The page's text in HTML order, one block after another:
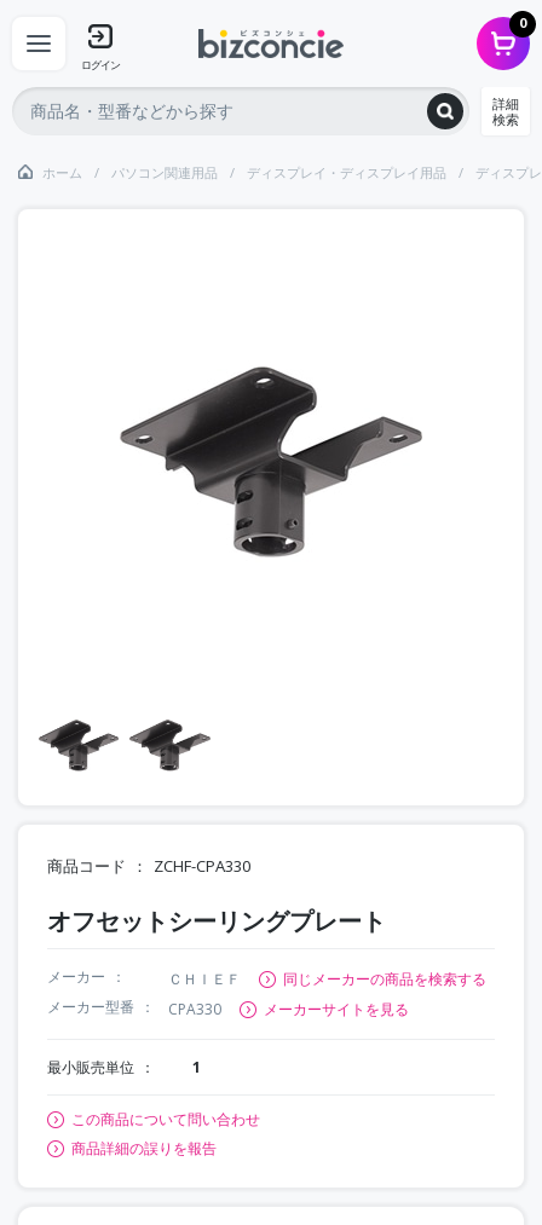
ログイン
0
詳細
検索
ホーム パソコン関連用品 ディスプレイ・ディスプレイ用品 ディスプ
商品コード ZCHF-CPA330
オフセットシーリングプレート
メーカー ＣＨＩＥＦ
同じメーカーの商品を検索する
メーカー型番
CPA330 メーカーサイトを見る
最小販売単位 1
この商品について問い合わせ
商品詳細の誤りを報告